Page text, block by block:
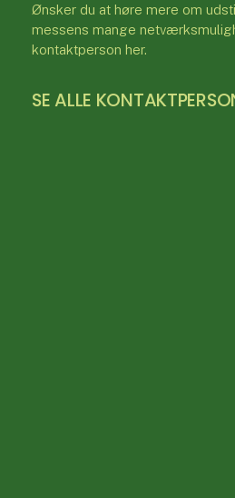
Ønsker du at høre mere om
messens mange
kontaktperson her.
SE ALLE